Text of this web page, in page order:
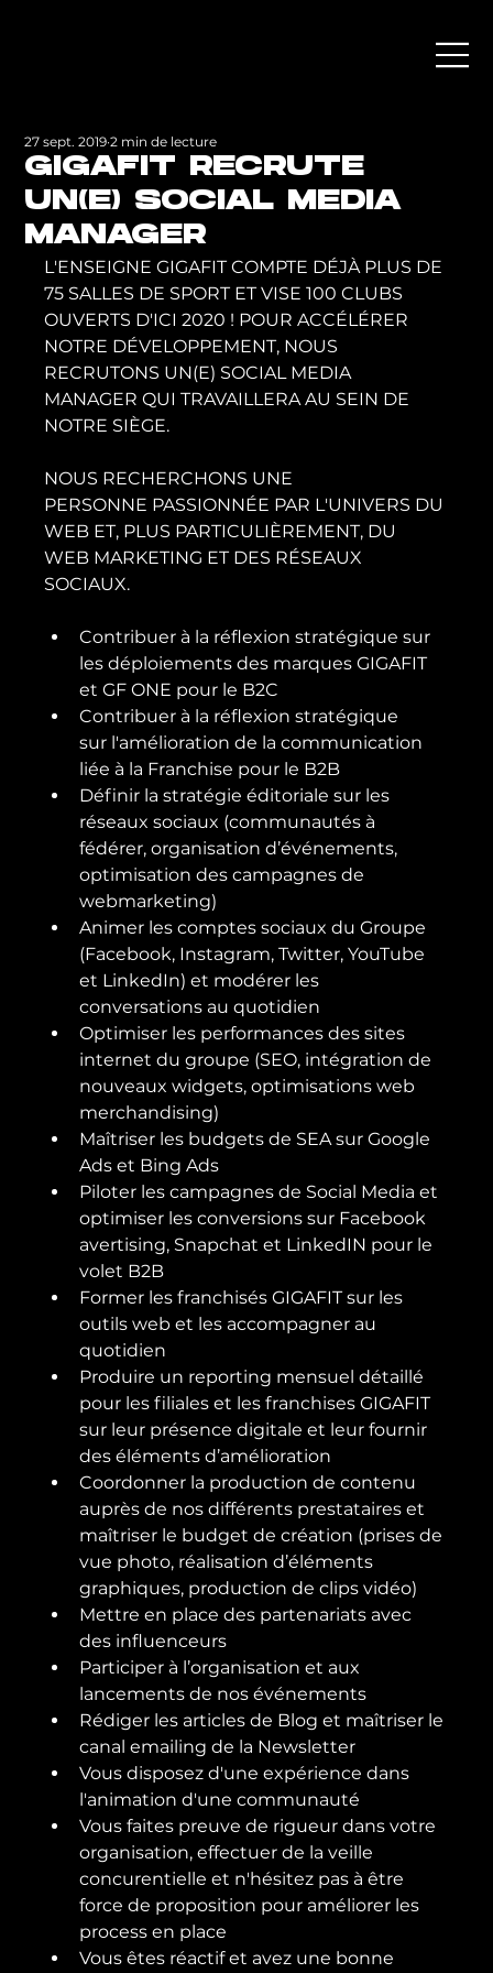
GIGAFIT RECRUTE
UN(E) SOCIAL MEDIA
MANAGER
27 sept. 2019 2 min de lecture
L'ENSEIGNE GIGAFIT COMPTE DÉJÀ PLUS DE
75 SALLES DE SPORT ET VISE 100 CLUBS
OUVERTS D'ICI 2020 ! POUR ACCÉLÉRER
NOTRE DÉVELOPPEMENT, NOUS
RECRUTONS UN(E) SOCIAL MEDIA
MANAGER QUI TRAVAILLERA AU SEIN DE
NOTRE SIÈGE.
NOUS RECHERCHONS UNE
PERSONNE PASSIONNÉE PAR L'UNIVERS DU
WEB ET, PLUS PARTICULIÈREMENT, DU
WEB MARKETING ET DES RÉSEAUX
Contribuer à la réflexion stratégique sur
les déploiements des marques GIGAFIT
et GF ONE pour le B2C
Contribuer à la réflexion stratégique
sur l'amélioration de la communication
liée à la Franchise pour le B2B
Définir la stratégie éditoriale sur les
réseaux sociaux (communautés à
fédérer, organisation d’événements,
optimisation des campagnes de
webmarketing)
Animer les comptes sociaux du Groupe
(Facebook, Instagram, Twitter, YouTube
et LinkedIn) et modérer les
conversations au quotidien
Optimiser les performances des sites
internet du groupe (SEO, intégration de
nouveaux widgets, optimisations web
merchandising)
Maîtriser les budgets de SEA sur Google
Ads et Bing Ads
Piloter les campagnes de Social Media et
optimiser les conversions sur Facebook
avertising, Snapchat et LinkedIN pour le
volet B2B
Former les franchisés GIGAFIT sur les
outils web et les accompagner au
quotidien
Produire un reporting mensuel détaillé
pour les filiales et les franchises GIGAFIT
sur leur présence digitale et leur fournir
des éléments d’amélioration
Coordonner la production de contenu
auprès de nos différents prestataires et
maîtriser le budget de création (prises de
vue photo, réalisation d’éléments
graphiques, production de clips vidéo)
Mettre en place des partenariats avec
des influenceurs
Participer à l’organisation et aux
lancements de nos événements
Rédiger les articles de Blog et maîtriser le
canal emailing de la Newsletter
Vous disposez d'une expérience dans
l'animation d'une communauté
Vous faites preuve de rigueur dans votre
organisation, effectuer de la veille
concurentielle et n'hésitez pas à être
force de proposition pour améliorer les
process en place
Vous êtes réactif et avez une bonne